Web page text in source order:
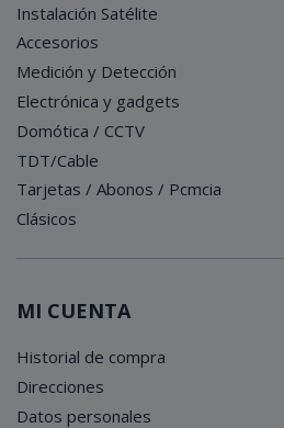
Instalación Satélite
Accesorios
Medición y Detección
Electrónica y gadgets
Domótica / CCTV
TDT/Cable
Tarjetas / Abonos / Pcmcia
Clásicos
MI CUENTA
Historial de compra
Direcciones
Datos personales